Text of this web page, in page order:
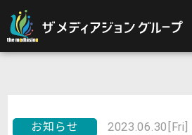
お知らせ 2023.06.30[Fri]